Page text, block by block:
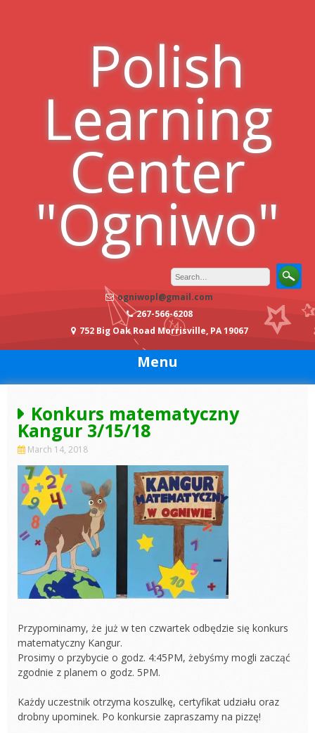
Polish
Learning
Center
"Ogniwo"
ogniwopl@gmail.com
267-566-6208
752 Big Oak Road Morrisville, PA 19067
Menu
Konkurs matematyczny
Kangur 3/15/18
March 14, 2018
Przypominamy, że już w ten czwartek odbędzie się konkurs
matematyczny Kangur.
Prosimy o przybycie o godz. 4:45PM, żebyśmy mogli zacząć
zgodnie z planem o godz. 5PM.
Każdy uczestnik otrzyma koszulkę, certyfikat udziału oraz
drobny upominek. Po konkursie zapraszamy na pizzę!